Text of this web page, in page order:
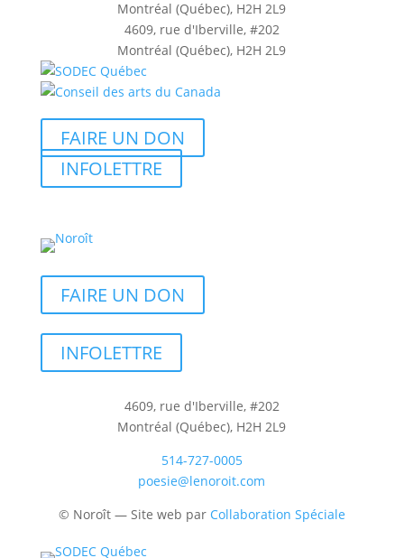
Montréal (Québec), H2H 2L9
4609, rue d'Iberville, #202
Montréal (Québec), H2H 2L9
FAIRE UN DON
INFOLETTRE
FAIRE UN DON
INFOLETTRE
4609, rue d'Iberville, #202
Montréal (Québec), H2H 2L9
514-727-0005
poesie@lenoroit.com
© Noroît — Site web par Collaboration Spéciale